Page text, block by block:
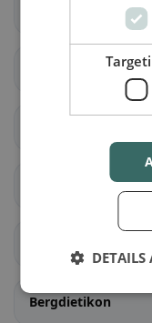
Oberentfelden
Bergdietikon
DETAILS